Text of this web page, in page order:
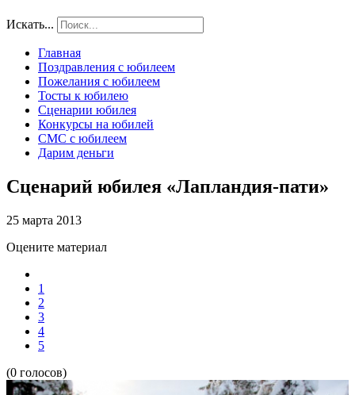
Искать...
Главная
Поздравления с юбилеем
Пожелания с юбилеем
Тосты к юбилею
Сценарии юбилея
Конкурсы на юбилей
СМС с юбилеем
Дарим деньги
Сценарий юбилея «Лапландия-пати»
25 марта 2013
Оцените материал
1
2
3
4
5
(0 голосов)